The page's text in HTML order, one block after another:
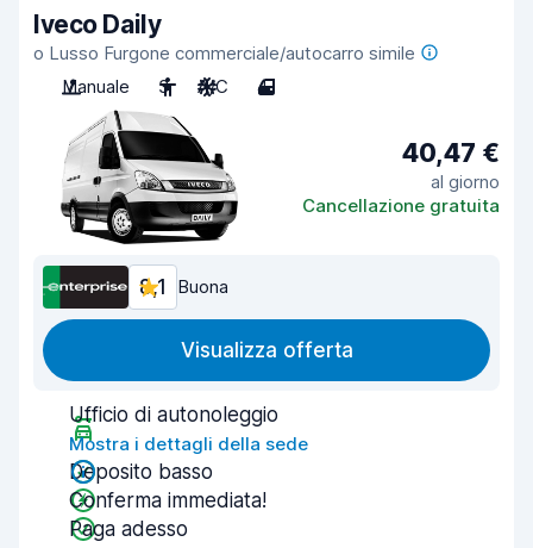
Iveco Daily
o Lusso Furgone commerciale/autocarro simile
Manuale
3 A/C 4
40,47 €
al giorno
Cancellazione gratuita
8,1 Buona
Visualizza offerta
Ufficio di autonoleggio
Mostra i dettagli della sede
Deposito basso
Conferma immediata!
Paga adesso